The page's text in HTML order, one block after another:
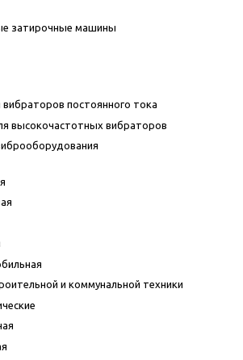
затирочные машины
постоянного тока
высокочастотных вибраторов
и коммунальной техники